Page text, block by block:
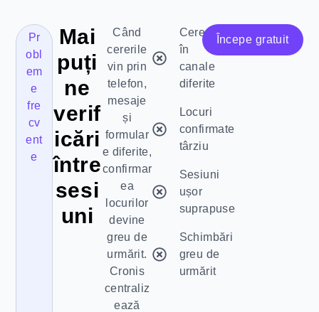
Pr
obl
em
e
fre
cv
ent
e
Mai
puți
ne
verif
icări
între
sesi
uni
Când
cererile
vin prin
telefon,
mesaje
și
formular
e diferite,
confirmar
ea
locurilor
devine
greu de
urmărit.
Cronis
centraliz
ează
Cereri
în
canale
diferite
Locuri
confirmate
târziu
Sesiuni
ușor
suprapuse
Schimbări
greu de
urmărit
Începe gratuit